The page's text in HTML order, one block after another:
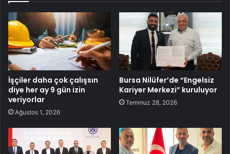
İşçiler daha çok çalışsın
diye her ay 9 gün izin
veriyorlar
Ağustos 1, 2026
Bursa Nilüfer’de “Engelsiz
Kariyer Merkezi” kuruluyor
Temmuz 28, 2026